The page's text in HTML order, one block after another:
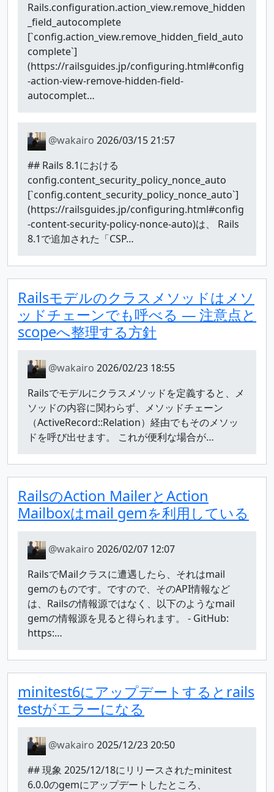
Rails.configuration.action_view.remove_hidden
_field_autocomplete
[`config.action_view.remove_hidden_field_auto
complete`]
(https://railsguides.jp/configuring.html#config
-action-view-remove-hidden-field-
autocomplet…
@wakairo 2026/03/15 21:57
## Rails 8.1における
config.content_security_policy_nonce_auto
[`config.content_security_policy_nonce_auto`]
(https://railsguides.jp/configuring.html#config
-content-security-policy-nonce-auto)は、 Rails
8.1で追加された「CSP…
Railsモデルのクラスメソッドはメソ
ッドチェーンでも呼べる ― 注意点と
scopeへ整理する方針
@wakairo 2026/02/23 18:55
Railsでモデルにクラスメソッドを定義すると、メ
ソッドの内容に関わらず、メソッドチェーン
（ActiveRecord::Relation）経由でもそのメソッ
ドを呼び出せます。 これが便利な場合が…
RailsのAction MailerとAction
Mailboxはmail gemを利用している
@wakairo 2026/02/07 12:07
RailsでMailクラスに遭遇したら、それはmail
gemのものです。ですので、そのAPI情報など
は、Railsの情報源ではなく、以下のようなmail
gemの情報源を見ると得られます。 - GitHub:
https:…
minitest6にアップデートするとrails
testがエラーになる
@wakairo 2025/12/23 20:50
## 現象 2025/12/18にリリースされたminitest
6.0.0のgemにアップデートしたところ、